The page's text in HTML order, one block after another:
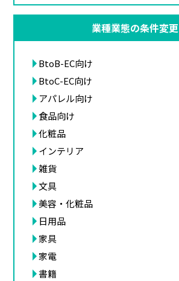
業種業態の条件変更
BtoB-EC向け
BtoC-EC向け
アパレル向け
食品向け
化粧品
インテリア
雑貨
文具
美容・化粧品
日用品
家具
家電
書籍